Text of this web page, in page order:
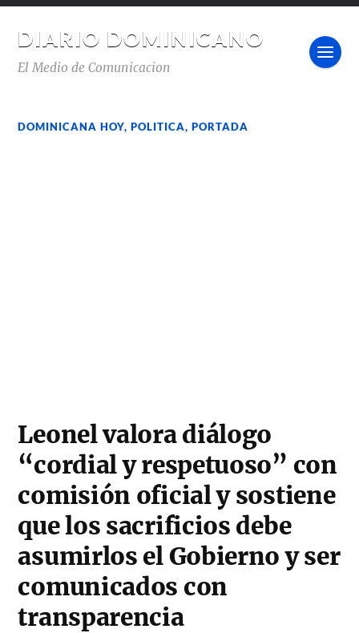
DIARIO DOMINICANO
El Medio de Comunicacion
DOMINICANA HOY,POLITICA,PORTADA
Leonel valora diálogo
“cordial y respetuoso” con
comisión oficial y sostiene
que los sacrificios debe
asumirlos el Gobierno y ser
comunicados con
transparencia